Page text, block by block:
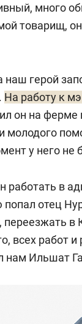
много
товарищ,
герой
На работу к
он на ферме
молодого
у него не
работать в
попал отец
переезжать в
всех работ и
нам Ильшат